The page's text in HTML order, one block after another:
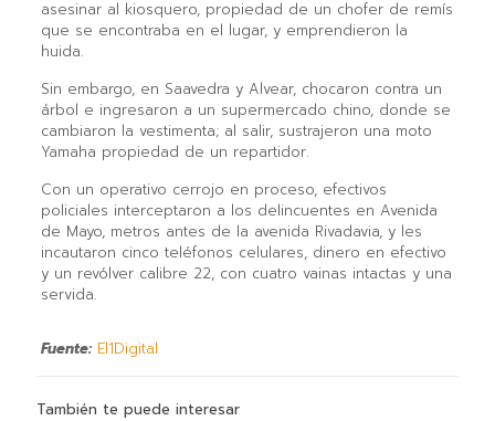
asesinar al kiosquero, propiedad de un chofer de remís
que se encontraba en el lugar, y emprendieron la
huida.
Sin embargo, en Saavedra y Alvear, chocaron contra un
árbol e ingresaron a un supermercado chino, donde se
cambiaron la vestimenta; al salir, sustrajeron una moto
Yamaha propiedad de un repartidor.
Con un operativo cerrojo en proceso, efectivos
policiales interceptaron a los delincuentes en Avenida
de Mayo, metros antes de la avenida Rivadavia, y les
incautaron cinco teléfonos celulares, dinero en efectivo
y un revólver calibre 22, con cuatro vainas intactas y una
servida.
Fuente: El1Digital
También te puede interesar